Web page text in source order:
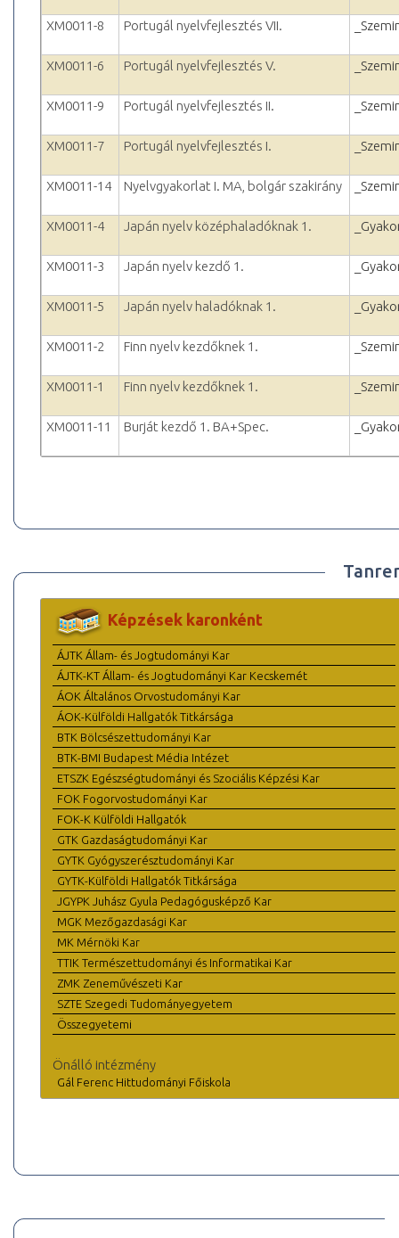
XM0011-8 Portugál nyelvfejlesztés VII.
XM0011-6 Portugál nyelvfejlesztés V.
XM0011-9 Portugál nyelvfejlesztés II.
XM0011-7 Portugál nyelvfejlesztés I.
XM0011-14 Nyelvgyakorlat I. MA, bolgár szakirány
XM0011-4 Japán nyelv középhaladóknak 1.
XM0011-3 Japán nyelv kezdő 1.
XM0011-5 Japán nyelv haladóknak 1.
XM0011-2 Finn nyelv kezdőknek 1.
XM0011-1 Finn nyelv kezdőknek 1.
XM0011-11 Burját kezdő 1. BA+Spec.
Képzések karonként
ÁJTK Állam- és Jogtudományi Kar
ÁJTK-KT Állam- és Jogtudományi Kar Kecskemét
ÁOK Általános Orvostudományi Kar
ÁOK-Külföldi Hallgatók Titkársága
BTK Bölcsészettudományi Kar
BTK-BMI Budapest Média Intézet
ETSZK Egészségtudományi és Szociális Képzési Kar
FOK Fogorvostudományi Kar
FOK-K Külföldi Hallgatók
GTK Gazdaságtudományi Kar
GYTK Gyógyszerésztudományi Kar
GYTK-Külföldi Hallgatók Titkársága
JGYPK Juhász Gyula Pedagógusképző Kar
MGK Mezőgazdasági Kar
MK Mérnöki Kar
TTIK Természettudományi és Informatikai Kar
ZMK Zeneművészeti Kar
SZTE Szegedi Tudományegyetem
Összegyetemi
Önálló intézmény
Gál Ferenc Hittudományi Főiskola